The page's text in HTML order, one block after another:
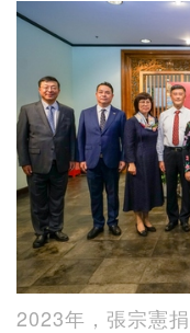
2023年，張宗憲